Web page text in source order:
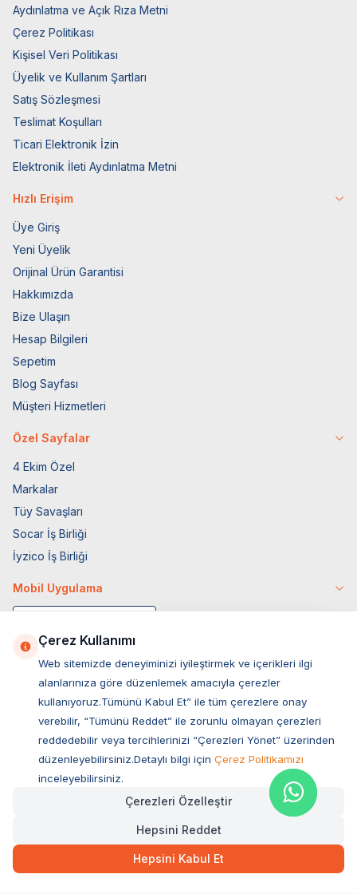
25,00TL Hızlı Teslimat
SEPETE EKLE
Aydınlatma ve Açık Rıza Metni
Çerez Politikası
Kişisel Veri Politikası
Üyelik ve Kullanım Şartları
Satış Sözleşmesi
Teslimat Koşulları
Ticari Elektronik İzin
Elektronik İleti Aydınlatma Metni
Hızlı Erişim
Üye Giriş
Yeni Üyelik
Orijinal Ürün Garantisi
Hakkımızda
Bize Ulaşın
Hesap Bilgileri
Sepetim
Blog Sayfası
Müşteri Hizmetleri
Özel Sayfalar
4 Ekim Özel
Markalar
Tüy Savaşları
Socar İş Birliği
İyzico İş Birliği
Mobil Uygulama
Müşteri Hizmetleri
Sıkça Sorulan Sorular
Ovacık Mah. Hacıoğlu Sok. No:13 Başiskele / KOCAELİ
Müşteri Destek Hattı
Çerez Kullanımı
Web sitemizde deneyiminizi iyileştirmek ve içerikleri ilgi
alanlarınıza göre düzenlemek amacıyla çerezler
kullanıyoruz.Tümünü Kabul Et” ile tüm çerezlere onay
verebilir, “Tümünü Reddet” ile zorunlu olmayan çerezleri
reddedebilir veya tercihlerinizi “Çerezleri Yönet” üzerinden
düzenleyebilirsiniz.Detaylı bilgi için Çerez Politikamızı
inceleyebilirsiniz.
Çerezleri Özelleştir
Hepsini Reddet
Hepsini Kabul Et